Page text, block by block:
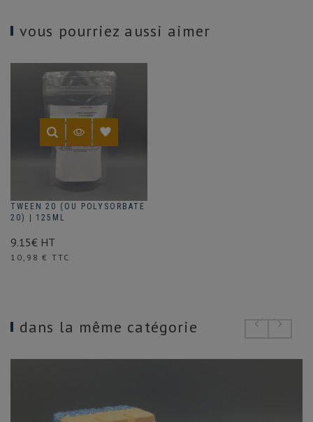
vous pourriez aussi aimer
TWEEN 20 (OU POLYSORBATE
20) | 125ML
9.15€ HT
Prix
10,98 € TTC
dans la même catégorie